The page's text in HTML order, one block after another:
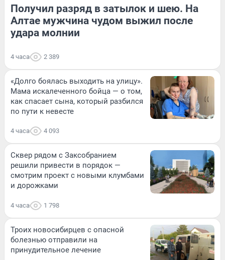
Получил разряд в затылок и шею. На
Алтае мужчина чудом выжил после
удара молнии
4 часа 2 389
«Долго боялась выходить на улицу».
Мама искалеченного бойца — о том,
как спасает сына, который разбился
по пути к невесте
4 часа 4 093
Сквер рядом с Заксобранием
решили привести в порядок —
смотрим проект с новыми клумбами
и дорожками
4 часа 1 798
Троих новосибирцев с опасной
болезнью отправили на
принудительное лечение